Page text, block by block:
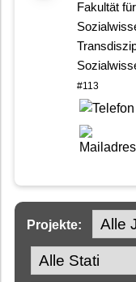
Fakultät
#113
Projekte: